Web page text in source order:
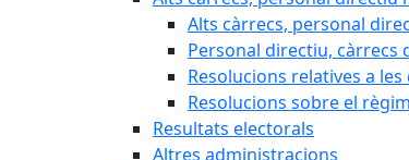
Alts càrrecs, personal
Personal directiu, càrrecs
Resolucions relatives a
Resolucions sobre el
Resultats electorals
Altres administracions